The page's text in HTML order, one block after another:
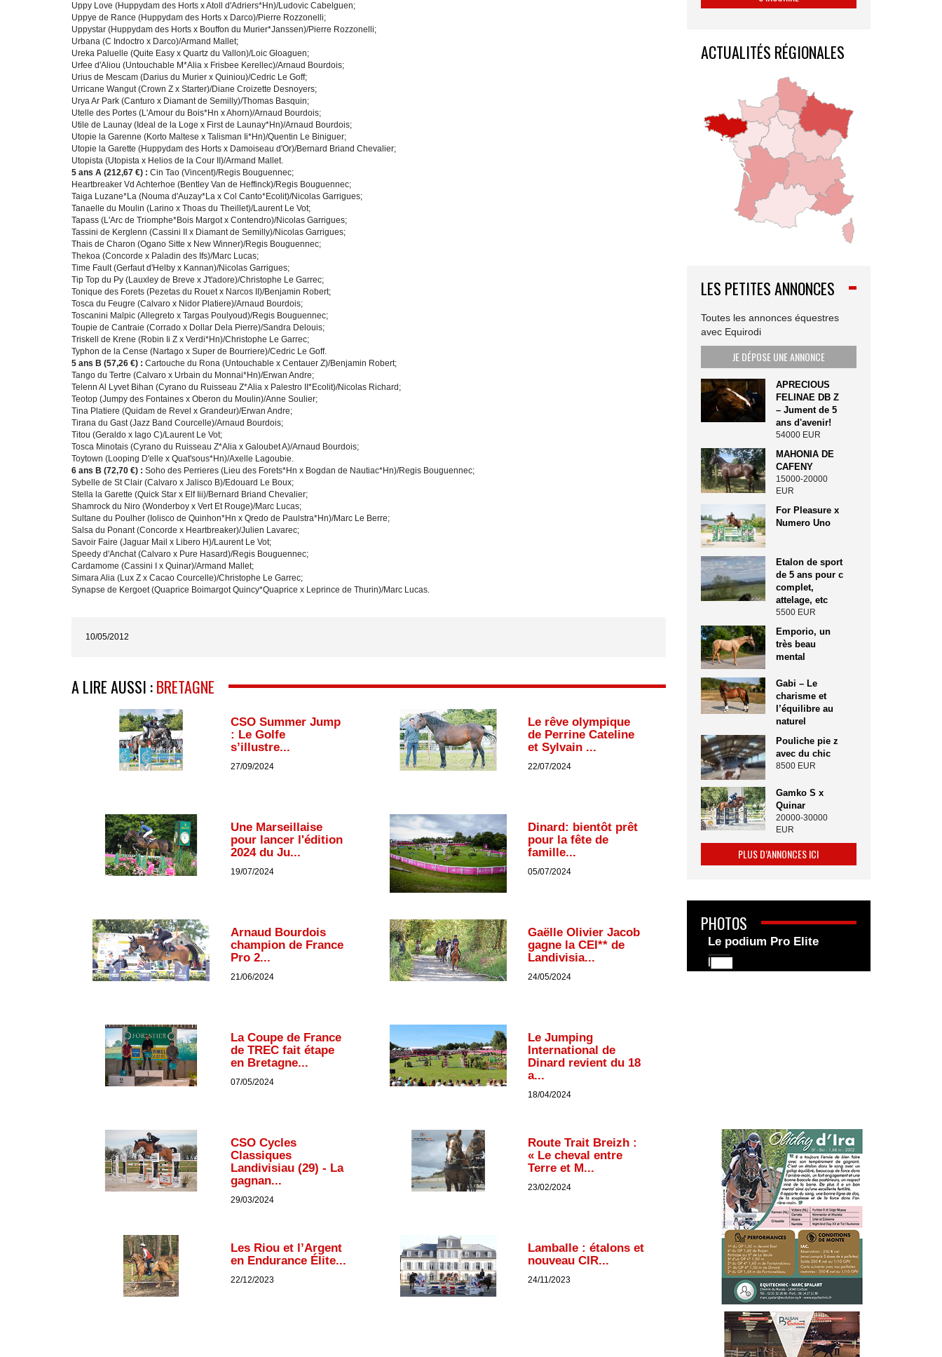
Uppy Love (Huppydam des Horts x Atoll d'Adriers*Hn)/Ludovic Cabelguen;
Uppye de Rance (Huppydam des Horts x Darco)/Pierre Rozzonelli;
Uppystar (Huppydam des Horts x Bouffon du Murier*Janssen)/Pierre Rozzonelli;
Urbana (C Indoctro x Darco)/Armand Mallet;
Ureka Paluelle (Quite Easy x Quartz du Vallon)/Loic Gloaguen;
Urfee d'Aliou (Untouchable M*Alia x Frisbee Kerellec)/Arnaud Bourdois;
Urius de Mescam (Darius du Murier x Quiniou)/Cedric Le Goff;
Urricane Wangut (Crown Z x Starter)/Diane Croizette Desnoyers;
Urya Ar Park (Canturo x Diamant de Semilly)/Thomas Basquin;
Utelle des Portes (L'Amour du Bois*Hn x Ahorn)/Arnaud Bourdois;
Utile de Launay (Ideal de la Loge x First de Launay*Hn)/Arnaud Bourdois;
Utopie la Garenne (Korto Maltese x Talisman Ii*Hn)/Quentin Le Biniguer;
Utopie la Garette (Huppydam des Horts x Damoiseau d'Or)/Bernard Briand Chevalier;
Utopista (Utopista x Helios de la Cour II)/Armand Mallet.
5 ans A (212,67 €) : Cin Tao (Vincent)/Regis Bouguennec;
Heartbreaker Vd Achterhoe (Bentley Van de Heffinck)/Regis Bouguennec;
Taiga Luzane*La (Nouma d'Auzay*La x Col Canto*Ecolit)/Nicolas Garrigues;
Tanaelle du Moulin (Larino x Thoas du Theillet)/Laurent Le Vot;
Tapass (L'Arc de Triomphe*Bois Margot x Contendro)/Nicolas Garrigues;
Tassini de Kerglenn (Cassini II x Diamant de Semilly)/Nicolas Garrigues;
Thais de Charon (Ogano Sitte x New Winner)/Regis Bouguennec;
Thekoa (Concorde x Paladin des Ifs)/Marc Lucas;
Time Fault (Gerfaut d'Helby x Kannan)/Nicolas Garrigues;
Tip Top du Py (Lauxley de Breve x J't'adore)/Christophe Le Garrec;
Tonique des Forets (Pezetas du Rouet x Narcos II)/Benjamin Robert;
Tosca du Feugre (Calvaro x Nidor Platiere)/Arnaud Bourdois;
Toscanini Malpic (Allegreto x Targas Poulyoud)/Regis Bouguennec;
Toupie de Cantraie (Corrado x Dollar Dela Pierre)/Sandra Delouis;
Triskell de Krene (Robin Ii Z x Verdi*Hn)/Christophe Le Garrec;
Typhon de la Cense (Nartago x Super de Bourriere)/Cedric Le Goff.
5 ans B (57,26 €) : Cartouche du Rona (Untouchable x Centauer Z)/Benjamin Robert;
Tango du Tertre (Calvaro x Urbain du Monnai*Hn)/Erwan Andre;
Telenn Al Lyvet Bihan (Cyrano du Ruisseau Z*Alia x Palestro II*Ecolit)/Nicolas Richard;
Teotop (Jumpy des Fontaines x Oberon du Moulin)/Anne Soulier;
Tina Platiere (Quidam de Revel x Grandeur)/Erwan Andre;
Tirana du Gast (Jazz Band Courcelle)/Arnaud Bourdois;
Titou (Geraldo x Iago C)/Laurent Le Vot;
Tosca Minotais (Cyrano du Ruisseau Z*Alia x Galoubet A)/Arnaud Bourdois;
Toytown (Looping D'elle x Quat'sous*Hn)/Axelle Lagoubie.
6 ans B (72,70 €) : Soho des Perrieres (Lieu des Forets*Hn x Bogdan de Nautiac*Hn)/Regis Bouguennec;
Sybelle de St Clair (Calvaro x Jalisco B)/Edouard Le Boux;
Stella la Garette (Quick Star x Elf Iii)/Bernard Briand Chevalier;
Shamrock du Niro (Wonderboy x Vert Et Rouge)/Marc Lucas;
Sultane du Poulher (Iolisco de Quinhon*Hn x Qredo de Paulstra*Hn)/Marc Le Berre;
Salsa du Ponant (Concorde x Heartbreaker)/Julien Lavarec;
Savoir Faire (Jaguar Mail x Libero H)/Laurent Le Vot;
Speedy d'Anchat (Calvaro x Pure Hasard)/Regis Bouguennec;
Cardamome (Cassini I x Quinar)/Armand Mallet;
Simara Alia (Lux Z x Cacao Courcelle)/Christophe Le Garrec;
Synapse de Kergoet (Quaprice Boimargot Quincy*Quaprice x Leprince de Thurin)/Marc Lucas.
10/05/2012
A LIRE AUSSI :BRETAGNE
CSO Summer Jump
: Le Golfe
s’illustre...
27/09/2024
Le rêve olympique
de Perrine Cateline
et Sylvain ...
22/07/2024
Une Marseillaise
pour lancer l'édition
2024 du Ju...
19/07/2024
Dinard: bientôt prêt
pour la fête de
famille...
05/07/2024
Arnaud Bourdois
champion de France
Pro 2...
21/06/2024
Gaëlle Olivier Jacob
gagne la CEI** de
Landivisia...
24/05/2024
La Coupe de France
de TREC fait étape
en Bretagne...
07/05/2024
Le Jumping
International de
Dinard revient du 18
a...
18/04/2024
CSO Cycles
Classiques
Landivisiau (29) - La
gagnan...
29/03/2024
Route Trait Breizh :
« Le cheval entre
Terre et M...
23/02/2024
Les Riou et l’Argent
en Endurance Élite...
22/12/2023
Lamballe : étalons et
nouveau CIR...
24/11/2023
ACTUALITÉS RÉGIONALES
LES PETITES ANNONCES
Toutes les annonces équestres
avec Equirodi
JE DÉPOSE UNE ANNONCE
APRECIOUS
FELINAE DB Z
– Jument de 5
ans d'avenir!
54000 EUR
MAHONIA DE
CAFENY
15000-20000
EUR
For Pleasure x
Numero Uno
Etalon de sport
de 5 ans pour c
complet,
attelage, etc
5500 EUR
Emporio, un
très beau
mental
Gabi – Le
charisme et
l’équilibre au
naturel
Pouliche pie z
avec du chic
8500 EUR
Gamko S x
Quinar
20000-30000
EUR
PLUS D’ANNONCES ICI
PHOTOS
Le podium Pro Elite